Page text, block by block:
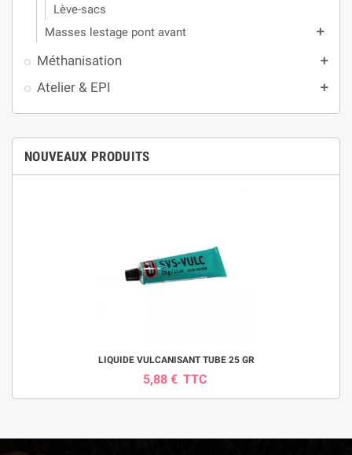
Lève-sacs
Masses lestage pont avant
add
Méthanisation add
Atelier & EPI add
NOUVEAUX PRODUITS
LIQUIDE VULCANISANT TUBE 25 GR
5,88 € TTC